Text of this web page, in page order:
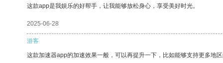
这款app是我娱乐的好帮手，让我能够放松身心，享受美好时光。
2025-06-28
游客
这款加速器app的加速效果一般，可以再提升一下，比如能够支持更多地区